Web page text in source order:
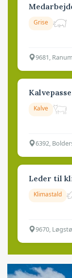
Grise
9681, Ranum
Kalve
6392,
Leder til
Klimastald
9670,